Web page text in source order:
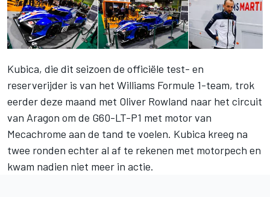
Kubica, die dit seizoen de officiële test- en
reserverijder is van het Williams Formule 1-team, trok
eerder deze maand met Oliver Rowland naar het circuit
van Aragon om de G60-LT-P1 met motor van
Mecachrome aan de tand te voelen. Kubica kreeg na
twee ronden echter al af te rekenen met motorpech en
kwam nadien niet meer in actie.